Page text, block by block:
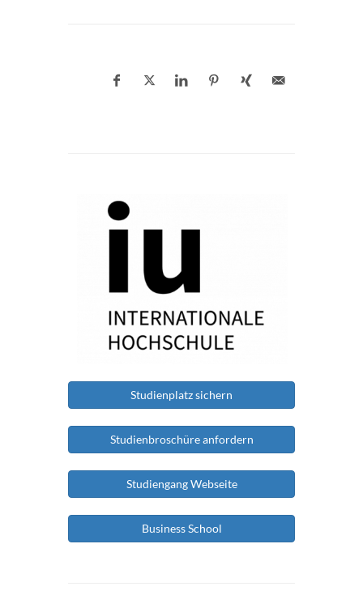
Studienplatz sichern
Studienbroschüre anfordern
Studiengang Webseite
Business School